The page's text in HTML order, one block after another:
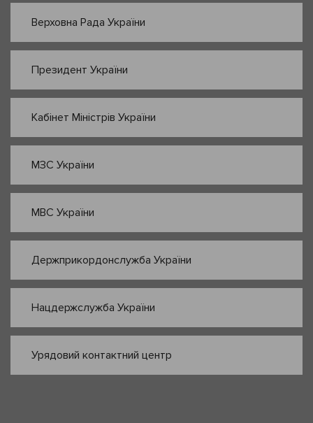
Верховна Рада України
Президент України
Кабінет Міністрів України
МЗС України
МВС України
Держприкордонслужба України
Нацдержслужба України
Урядовий контактний центр